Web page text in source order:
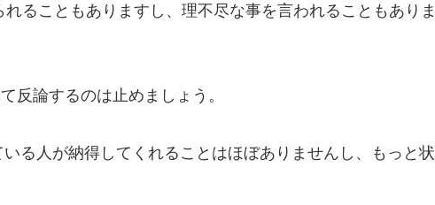
ることもありますし、理不尽な事を言われることもありま
反論するのは止めましょう。
る人が納得してくれることはほぼありませんし、もっと状